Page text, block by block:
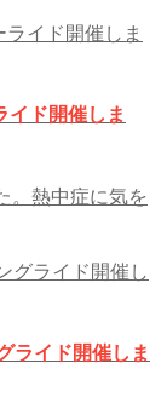
イド開催しま
。熱中症に気を
ライド開催しま